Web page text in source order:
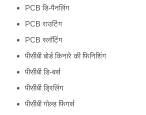
PCB डि-पैनलिंग
PCB राउटिंग
PCB स्लॉटिंग
पीसीबी बोर्ड किनारे की फिनिशिंग
पीसीबी डि-बर्स
पीसीबी ड्रिलिंग
पीसीबी गोल्ड फिंगर्स